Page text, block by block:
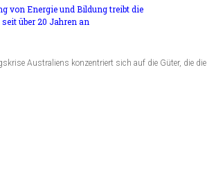
von Energie und Bildung treibt die
über 20 Jahren an
Australiens konzentriert sich auf die Güter, die die